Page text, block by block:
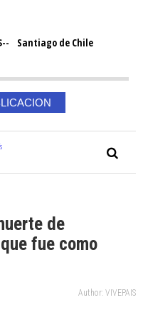
Santiago de Chile
de
fue como
Author: VIVEPAIS